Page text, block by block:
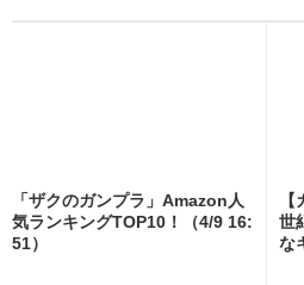
「ザクのガンプラ」Amazon人
気ランキングTOP10！（4/9 16:
51）
世
な